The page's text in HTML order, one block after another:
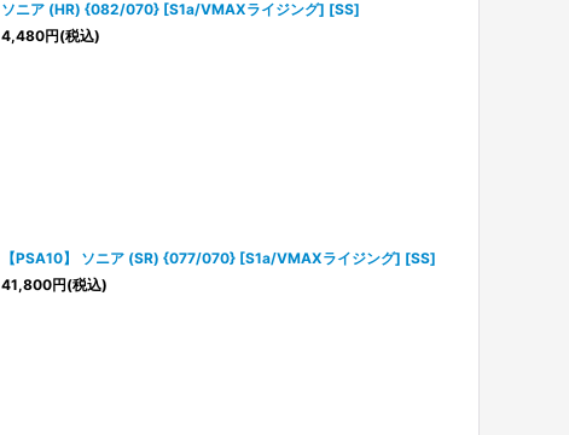
ソニア (HR) {082/070} [S1a/VMAXライジング] [SS]
4,480円(税込)
【PSA10】 ソニア (SR) {077/070} [S1a/VMAXライジング] [SS]
41,800円(税込)